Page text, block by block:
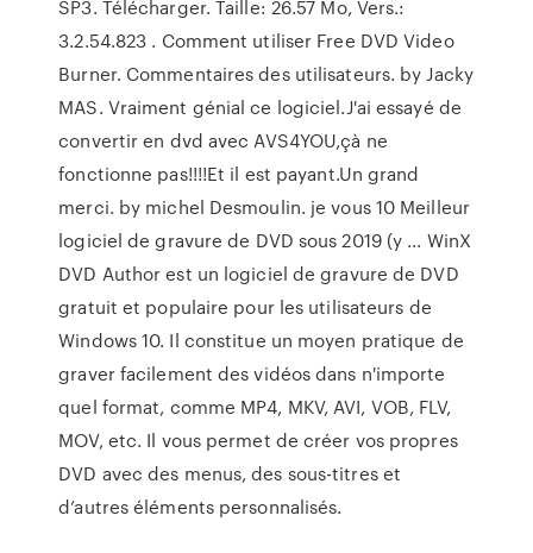
SP3. Télécharger. Taille: 26.57 Mo, Vers.:
3.2.54.823 . Comment utiliser Free DVD Video
Burner. Commentaires des utilisateurs. by Jacky
MAS. Vraiment génial ce logiciel.J'ai essayé de
convertir en dvd avec AVS4YOU,çà ne
fonctionne pas!!!!Et il est payant.Un grand
merci. by michel Desmoulin. je vous 10 Meilleur
logiciel de gravure de DVD sous 2019 (y ... WinX
DVD Author est un logiciel de gravure de DVD
gratuit et populaire pour les utilisateurs de
Windows 10. Il constitue un moyen pratique de
graver facilement des vidéos dans n'importe
quel format, comme MP4, MKV, AVI, VOB, FLV,
MOV, etc. Il vous permet de créer vos propres
DVD avec des menus, des sous-titres et
d’autres éléments personnalisés.